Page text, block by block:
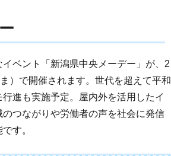
ベント「新潟県中央メーデー」が、2
）で開催されます。世代を超えて平和
進も実施予定。屋内外を活用したイ
つながりや労働者の声を社会に発信
す。